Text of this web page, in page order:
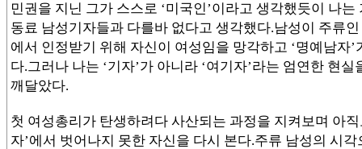
민권을 지닌 그가 스스로 ‘미국인’이라고 생각했듯이 나는
동료 남성기자들과 다를바 없다고 생각했다.남성이 주류
에서 인정받기 위해 자신이 여성임을 망각하고 ‘명예남자’
다.그러나 나는 ‘기자’가 아니라 ‘여기자’라는 엄연한 현실
깨달았다.
첫 여성총리가 탄생하려다 사산되는 과정을 지켜보며 아직
자’에서 벗어나지 못한 자신을 다시 본다.주류 남성의 시각